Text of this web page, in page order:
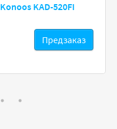
Konoos KAD-520FI
Предзаказ